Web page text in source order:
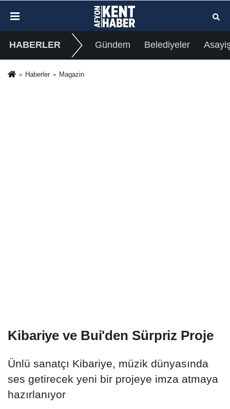
HABERLER Gündem Belediyeler
Haberler Magazin
Kibariye ve Bui'den Sürpriz Proje
Ünlü sanatçı Kibariye, müzik dünyasında
ses getirecek yeni bir projeye imza atmaya
hazırlanıyor